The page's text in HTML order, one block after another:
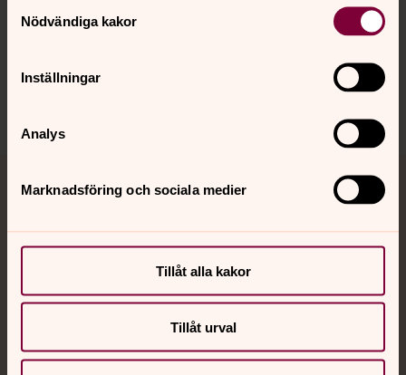
Nödvändiga kakor
Inställningar
Analys
Marknadsföring och sociala medier
Tillåt alla kakor
Tillåt urval
Jourhavande präst
Akut samtals- och krisstöd. Prata eller chatta anonymt
Chatt
Telefon 112